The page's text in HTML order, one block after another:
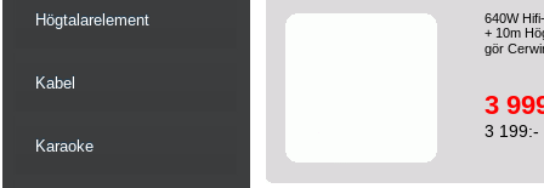
Högtalarelement
Kabel
Karaoke
640W
+ 10m
gör
3
3 199:-